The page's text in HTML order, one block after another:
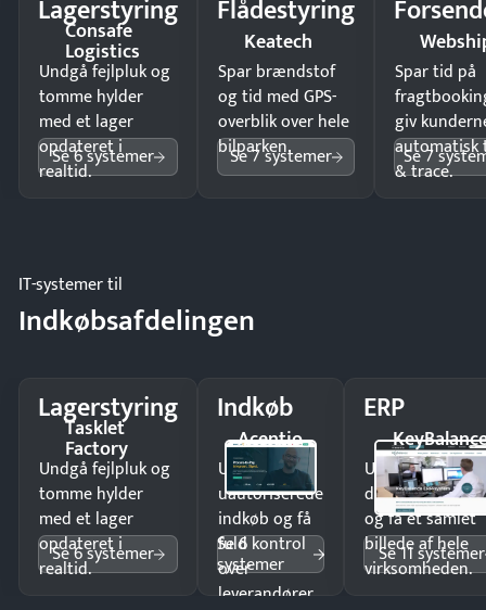
Lagerstyring
Consafe
Logistics
Undgå fejlpluk og
tomme hylder
med et lager
opdateret i
realtid.
Se 6 systemer
Flådestyring
Keatech
Spar brændstof
og tid med GPS-
overblik over hele
bilparken.
Se 7 systemer
Spar tid på
giv
automatisk
& trace.
Se 7
IT-systemer til
Indkøbsafdelingen
Lagerstyring
Tasklet
Factory
Undgå fejlpluk og
tomme hylder
med et lager
opdateret i
realtid.
Se 6 systemer
Indkøb
Acentio
Undgå
uautoriserede
indkøb og få
fuld kontrol
over
leverandører
Se 6
systemer
ERP
Undgå
og få ét samlet
billede af hele
virksomheden.
Se 11 systemer